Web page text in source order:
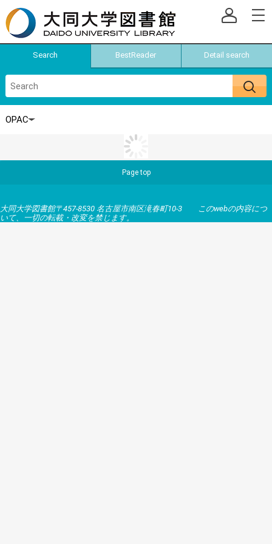
Search BestReader Detail search
Page top
大同大学図書館〒457-8530 名古屋市南区滝春町10-3 このwebの内容につ
いて、一切の転載・改変を禁じます。